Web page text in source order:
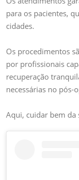
para os pacientes,
cidades.
Os procedimentos
por profissionais
recuperação
necessárias no pós-
Aqui, cuidar bem da